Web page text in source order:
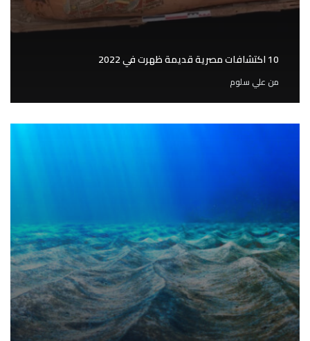
10 اكتشافات مصرية قديمة ظهرت في 2022
من علي سلوم